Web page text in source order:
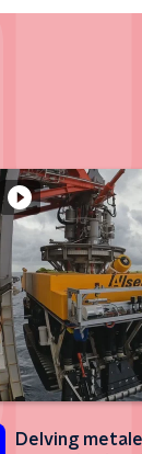
Delving